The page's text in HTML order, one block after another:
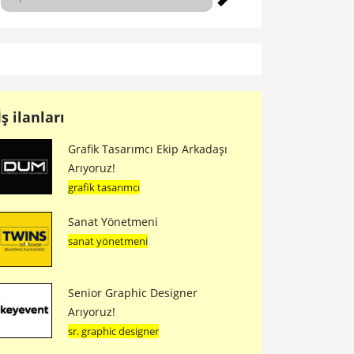
ilanları
Grafik Tasarımcı Ekip Arkadaşı
Arıyoruz!
grafik tasarımcı
Sanat Yönetmeni
sanat yönetmeni
Senior Graphic Designer
Arıyoruz!
sr. graphic designer